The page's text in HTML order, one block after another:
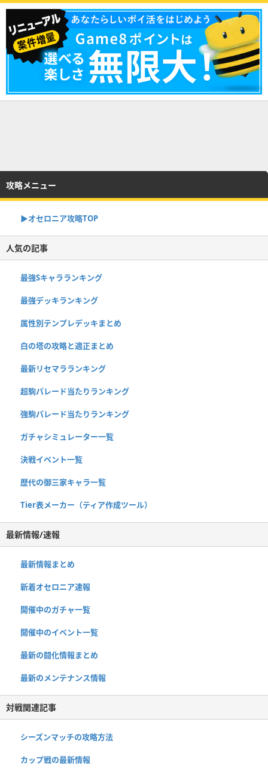
攻略メニュー
▶︎オセロニア攻略TOP
人気の記事
最強Sキャラランキング
最強デッキランキング
属性別テンプレデッキまとめ
白の塔の攻略と適正まとめ
最新リセマラランキング
超駒パレード当たりランキング
強駒パレード当たりランキング
ガチャシミュレーター一覧
決戦イベント一覧
歴代の御三家キャラ一覧
Tier表メーカー（ティア作成ツール）
最新情報/速報
最新情報まとめ
新着オセロニア速報
開催中のガチャ一覧
開催中のイベント一覧
最新の闘化情報まとめ
最新のメンテナンス情報
対戦関連記事
シーズンマッチの攻略方法
カップ戦の最新情報